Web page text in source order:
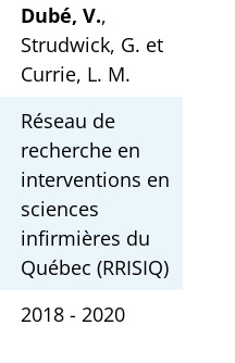
Dubé, V.,
Strudwick, G. et
Currie, L. M.
Réseau de
recherche en
interventions en
sciences
infirmières du
Québec (RRISIQ)
2018 - 2020